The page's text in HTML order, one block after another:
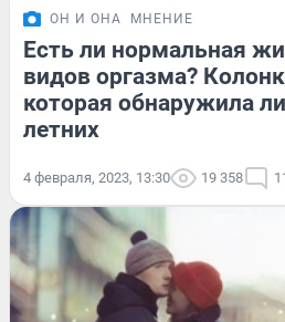
ОН И ОНА МНЕНИЕ
Есть ли нормальная
видов оргазма?
которая обнаружила
летних
4 февраля, 2023, 13:30 19 358